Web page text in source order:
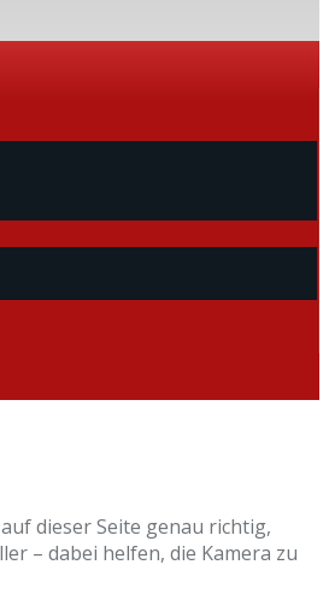
dieser Seite genau richtig,
– dabei helfen, die Kamera zu